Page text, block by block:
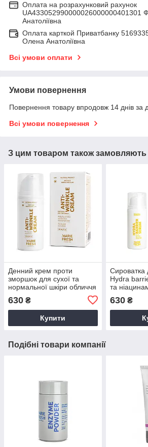
Оплата на розрахунковий рахунок
UA433052990000026000000401301
Анатоліївна
Оплата карткой Приватбанку
Олена Анатоліївна
Всі умови оплати
Умови повернення
Повернення товару впродовж 14 днів за
Всі умови повернення
З цим товаром також замовляють
Денний крем проти
зморшок для сухої та
нормальної шкіри обличчя
Cosmetics
630 ₴
Купити
Сироватка
Hydra
та
630₴
Подібні товари компанії